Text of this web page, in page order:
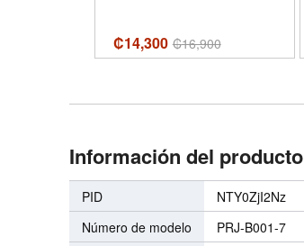
₡14,300 ₡16,900
Información del producto
PID
NTY0ZjI2Nz
Número de modelo
PRJ-B001-7